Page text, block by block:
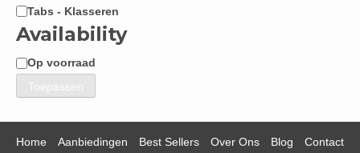
Tabs - Klasseren
Availability
Beschikbaarheid
Op voorraad
Toepassen
Home Aanbiedingen Best Sellers Over Ons Blog Contact